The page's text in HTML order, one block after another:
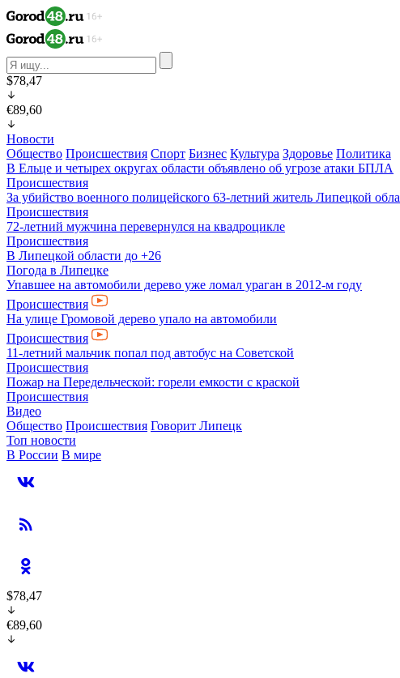
$78,47
€89,60
Новости
Общество Происшествия Спорт Бизнес Культура Здоровье Политика
В Ельце и четырех округах области объявлено об угрозе атаки БПЛА
Происшествия
За убийство военного полицейского 63-летний житель Липецкой
Происшествия
72-летний мужчина перевернулся на квадроцикле
Происшествия
В Липецкой области до +26
Погода в Липецке
Упавшее на автомобили дерево уже ломал ураган в 2012-м году
Происшествия
На улице Громовой дерево упало на автомобили
Происшествия
11-летний мальчик попал под автобус на Советcкой
Происшествия
Пожар на Передельческой: горели емкости с краской
Происшествия
Видео
Общество Происшествия Говорит Липецк
Топ новости
В России В мире
$78,47
€89,60